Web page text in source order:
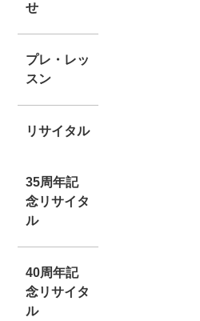
せ
プレ・レッ
スン
リサイタル
35周年記
念リサイタ
ル
40周年記
念リサイタ
ル